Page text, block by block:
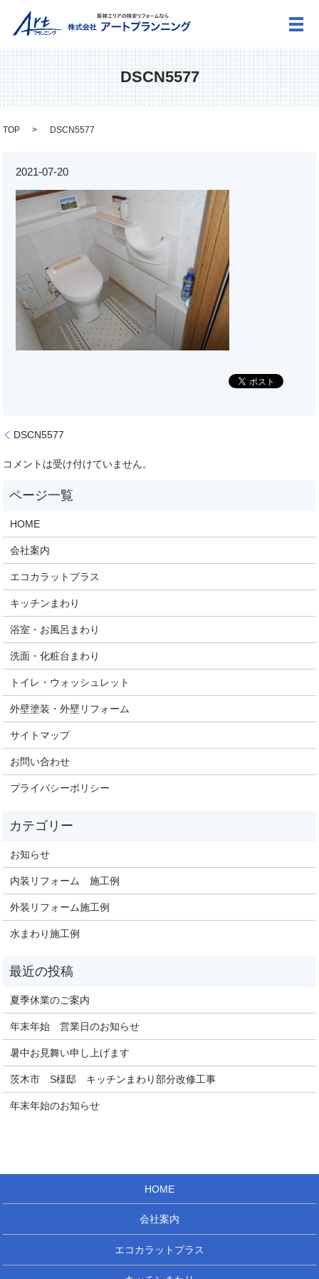
メ
DSCN5577
TOP DSCN5577
2021-07-20
DSCN5577
コメントは受け付けていません。
HOME
会社案内
エコカラットプラス
キッチンまわり
浴室・お風呂まわり
洗面・化粧台まわり
トイレ・ウォッシュレット
外壁塗装・外壁リフォーム
サイトマップ
お問い合わせ
プライバシーポリシー
お知らせ
内装リフォーム 施工例
外装リフォーム施工例
水まわり施工例
夏季休業のご案内
年末年始 営業日のお知らせ
暑中お見舞い申し上げます
茨木市 S様邸 キッチンまわり部分改修工事
年末年始のお知らせ
HOME
会社案内
エコカラットプラス